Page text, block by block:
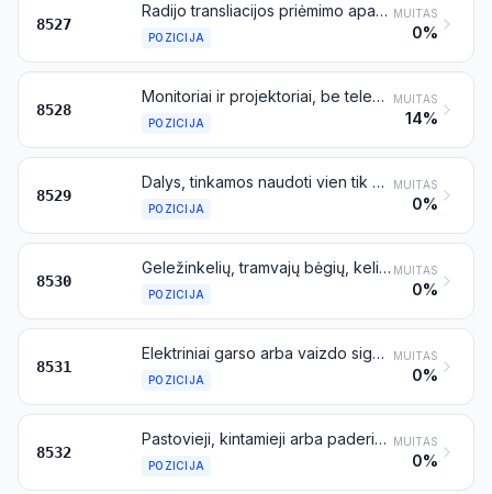
8527
Radijo transliacijos priėmimo aparatūra, su kuria kartu viename korpuse sumontuota arba nesumontuota garso įrašymo ar garso atkūrimo aparatūra arba laikrodis
POZICIJA
MUITAS
0%
8528
Monitoriai ir projektoriai, be televizinio signalo priėmimo aparatūros; televizinio signalo priėmimo aparatūra, su radijo imtuvais arba su garso ar vaizdo įrašymo arba atkūrimo aparatais arba be jų
POZICIJA
MUITAS
14%
8529
Dalys, tinkamos naudoti vien tik arba daugiausia su aparatais, priskiriamais 8524 – 8528 pozicijoms
POZICIJA
MUITAS
0%
8530
Geležinkelių, tramvajų bėgių, kelių, vidaus vandenų kelių, stovėjimo aikštelių, uostų ir oro uostų signalizacijos, saugos arba eismo reguliavimo elektros įranga (išskyrus įrangą, priskiriamą 8608 pozicijai)
POZICIJA
MUITAS
0%
8531
Elektriniai garso arba vaizdo signalizacijos aparatai (pavyzdžiui, skambučiai, sirenos, švieslentės, apsaugos nuo įsilaužimo arba priešgaisrinės signalizacijos įranga), išskyrus įrangą, priskiriamą 8512 arba 8530 pozicijai
POZICIJA
MUITAS
0%
8532
Pastovieji, kintamieji arba paderinamieji elektros kondensatoriai
POZICIJA
MUITAS
0%